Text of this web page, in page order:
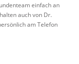
einfach an
auch von Dr.
am Telefon